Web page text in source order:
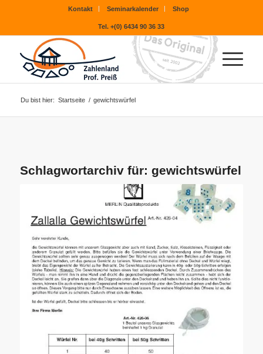
Kontakt Seminarkalender Shop
Tel. +(0) 6434 90 36 33
Du bist hier: Startseite / gewichtswürfel
Schlagwortarchiv für: gewichtswürfel